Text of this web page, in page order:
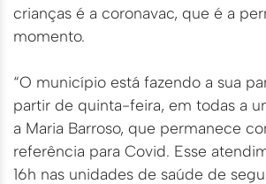
crianças é a coronavac, que é a
momento.
“O município está fazendo a sua
partir de quinta-feira, em todas a
a Maria Barroso, que permanece
referência para Covid. Esse
16h nas unidades de saúde de